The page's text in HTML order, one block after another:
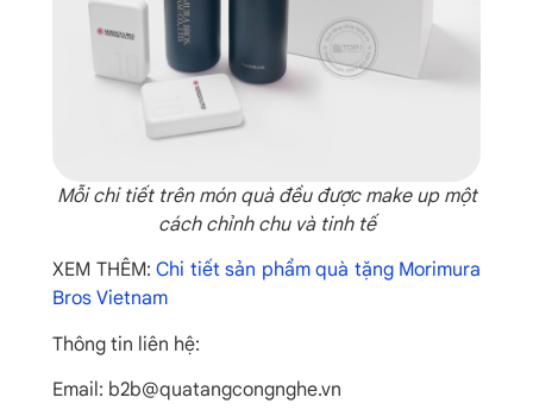
Mỗi chi tiết trên món quà đều được make up một
cách chỉnh chu và tinh tế
XEM THÊM: Chi tiết sản phẩm quà tặng Morimura
Bros Vietnam
Thông tin liên hệ:
Email: b2b@quatangcongnghe.vn